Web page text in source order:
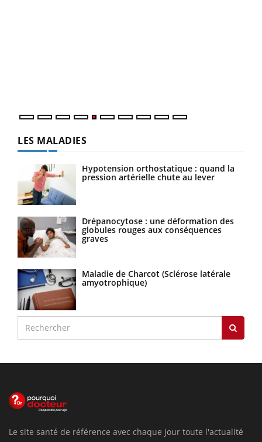
LES MALADIES
Hypotension orthostatique : quand la
pression artérielle chute au lever
Drépanocytose : une déformation des
globules rouges aux conséquences
graves
Maladie de Charcot (Sclérose latérale
amyotrophique)
Le site santé de référence avec chaque jour toute l'actualité